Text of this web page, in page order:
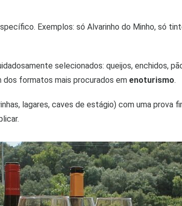
Exemplos: só Alvarinho do Minho, só
selecionados: queijos, enchidos,
formatos mais procurados em enoturismo.
lagares, caves de estágio) com uma prova